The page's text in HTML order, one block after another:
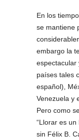
En los
se mantiene
embargo la
espectacular
países tales
español),
Venezuela y
Pero como
“Llorar es un
sin Félix B.